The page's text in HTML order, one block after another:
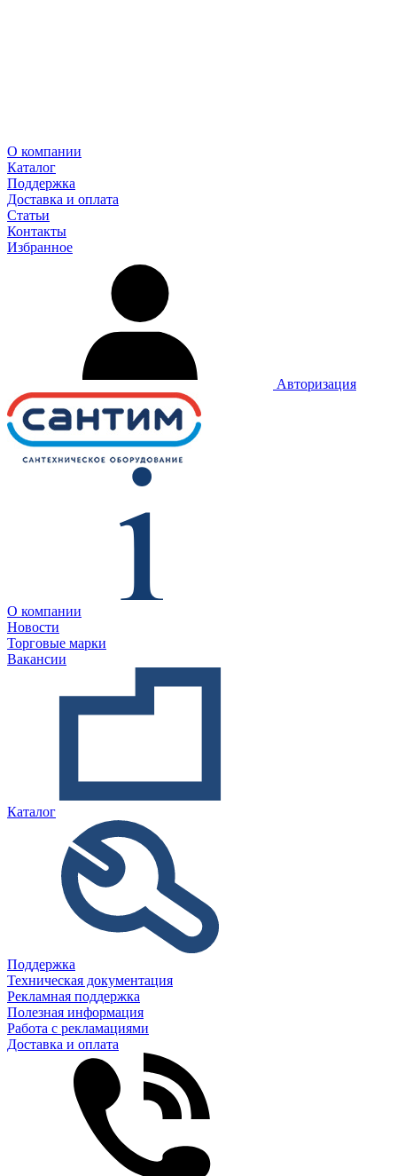
О компании
Каталог
Поддержка
Доставка и оплата
Статьи
Контакты
Избранное
Авторизация
О компании
Новости
Торговые марки
Вакансии
Каталог
Поддержка
Техническая документация
Рекламная поддержка
Полезная информация
Работа с рекламациями
Доставка и оплата